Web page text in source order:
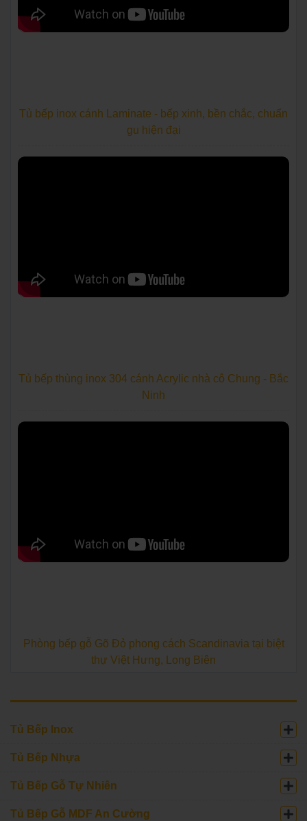
Tủ bếp inox cánh Laminate - bếp xinh, bền chắc, chuẩn
gu hiện đại
Tủ bếp thùng inox 304 cánh Acrylic nhà cô Chung - Bắc
Ninh
Phòng bếp gỗ Gõ Đỏ phong cách Scandinavia tại biệt
thự Việt Hưng, Long Biên
Tủ Bếp Inox
Tủ Bếp Nhựa
Tủ Bếp Gỗ Tự Nhiên
Tủ Bếp Gỗ MDF An Cường